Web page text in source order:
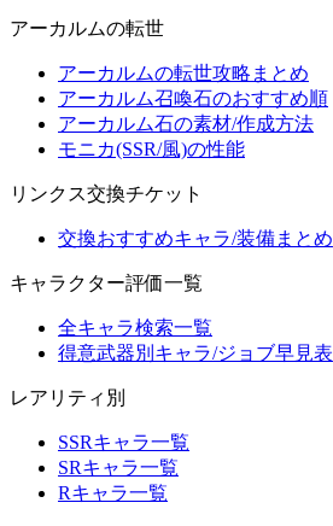
アーカルムの転世
アーカルムの転世攻略まとめ
アーカルム召喚石のおすすめ順
アーカルム石の素材/作成方法
モニカ(SSR/風)の性能
リンクス交換チケット
交換おすすめキャラ/装備まとめ
キャラクター評価一覧
全キャラ検索一覧
得意武器別キャラ/ジョブ早見表
レアリティ別
SSRキャラ一覧
SRキャラ一覧
Rキャラ一覧